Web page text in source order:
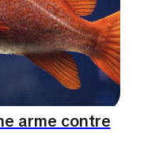
arme contre